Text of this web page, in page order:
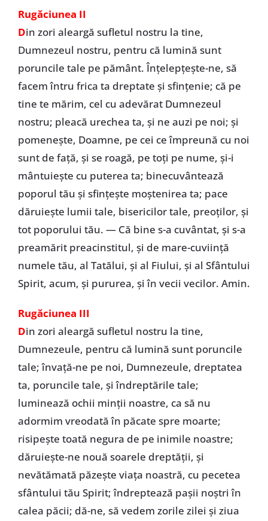
Rugăciunea II
Din zori aleargă sufletul nostru la tine,
Dumnezeul nostru, pentru că lumină sunt
poruncile tale pe pământ. Înţelepţeşte-ne, să
facem întru frica ta dreptate şi sfinţenie; că pe
tine te mărim, cel cu adevărat Dumnezeul
nostru; pleacă urechea ta, şi ne auzi pe noi; şi
pomeneşte, Doamne, pe cei ce împreună cu noi
sunt de faţă, şi se roagă, pe toţi pe nume, şi-i
mântuieşte cu puterea ta; binecuvântează
poporul tău şi sfinţeşte moştenirea ta; pace
dăruieşte lumii tale, bisericilor tale, preoţilor, şi
tot poporului tău. — Că bine s-a cuvântat, și s-a
preamărit preacinstitul, şi de mare-cuviinţă
numele tău, al Tatălui, şi al Fiului, şi al Sfântului
Spirit, acum, şi pururea, şi în vecii vecilor. Amin.
Rugăciunea III
Din zori aleargă sufletul nostru la tine,
Dumnezeule, pentru că lumină sunt poruncile
tale; învaţă-ne pe noi, Dumnezeule, dreptatea
ta, poruncile tale, şi îndreptările tale;
luminează ochii minţii noastre, ca să nu
adormim vreodată în păcate spre moarte;
risipeşte toată negura de pe inimile noastre;
dăruieşte-ne nouă soarele dreptăţii, şi
nevătămată păzeşte viaţa noastră, cu pecetea
sfântului tău Spirit; îndreptează paşii noştri în
calea păcii; dă-ne, să vedem zorile zilei şi ziua